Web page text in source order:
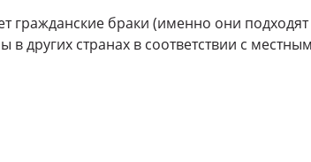
гражданские браки (именно они
других странах в соответствии с